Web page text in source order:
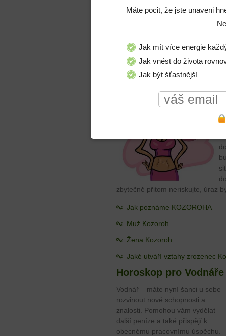
Máte pocit, že jste unaveni
Jak mít více energie
Jak vnést do života
Jak být šťastnější
Muž Střelec
Horoskop pro
zbytečně přitom neriskujte, úraz
Jak poznáme KOZOROHA
Muž Kozoroh
Žena Kozoroh
Jaké utváří vztahy zrozenec
Horoskop pro Vodnáře
Vodnář – máte nyní šanci u sebe
rozvinout nové schopnosti a
znalosti. Pomohou vám vydělat
další peníze a také přispějí k
obecnému pracovnímu úspěchu.